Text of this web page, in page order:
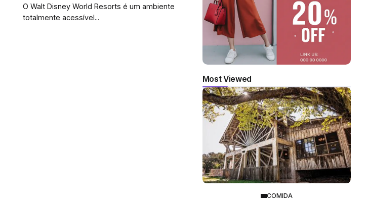
O Walt Disney World Resorts é um ambiente
totalmente acessível...
Most Viewed
COMIDA